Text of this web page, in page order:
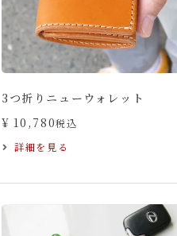
3つ折りニューウォレット
¥ 10,780税込
詳細を見る